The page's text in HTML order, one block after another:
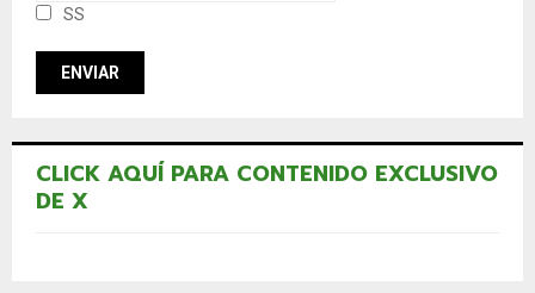
SS
CLICK AQUÍ PARA CONTENIDO EXCLUSIVO
DE X